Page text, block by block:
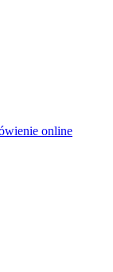
online